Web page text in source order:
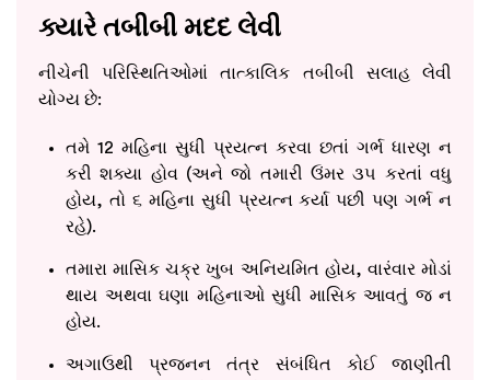
ક્યારે તબીબી મદદ લેવી
નીચેની પરિસ્થિતિઓમાં તાત્કાલિક તબીબી સલાહ લેવી
યોગ્ય છે:
તમે 12 મહિના સુધી પ્રયત્ન કરવા છતાં ગર્ભ ધારણ ન
કરી શક્યા હોવ (અને જો તમારી ઉંમર ૩૫ કરતાં વધુ
હોય, તો ૬ મહિના સુધી પ્રયત્ન કર્યા પછી પણ ગર્ભ ન
રહે).
તમારા માસિક ચક્ર ખુબ અનિયમિત હોય, વારંવાર મોડાં
થાય અથવા ઘણા મહિનાઓ સુધી માસિક આવતું જ ન
હોય.
અગાઉથી પ્રજનન તંત્ર સંબંધિત કોઈ જાણીતી